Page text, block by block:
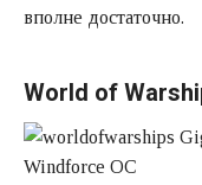
вполне достаточно.
World of